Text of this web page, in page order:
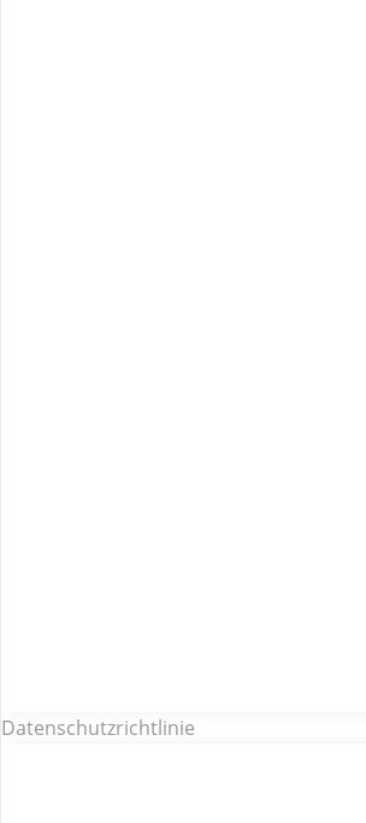
Datenschutzrichtlinie